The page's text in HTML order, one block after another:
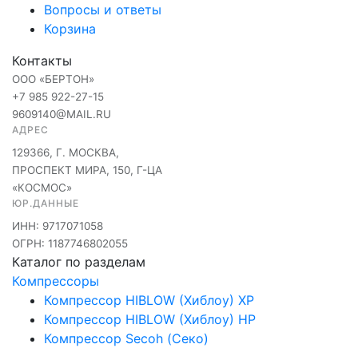
Вопросы и ответы
Корзина
Контакты
ООО «БЕРТОН»
+7 985 922-27-15
9609140@MAIL.RU
АДРЕС
129366, Г. МОСКВА,
ПРОСПЕКТ МИРА, 150, Г-ЦА
«КОСМОС»
ЮР.ДАННЫЕ
ИНН: 9717071058
ОГРН: 1187746802055
Каталог по разделам
Компрессоры
Компрессор HIBLOW (Хиблоу) XP
Компрессор HIBLOW (Хиблоу) HP
Компрессор Secoh (Секо)